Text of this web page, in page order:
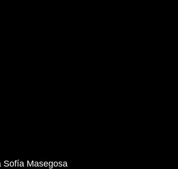
Fabiola Sofía Masegosa